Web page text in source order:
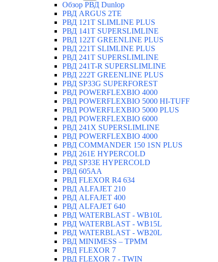
Обзор РВД Dunlop
РВД ARGUS 2TE
РВД 121T SLIMLINE PLUS
РВД 141T SUPERSLIMLINE
РВД 122T GREENLINE PLUS
РВД 221T SLIMLINE PLUS
РВД 241T SUPERSLIMLINE
РВД 241T-R SUPERSLIMLINE
РВД 222T GREENLINE PLUS
РВД SP33G SUPERFOREST
РВД POWERFLEXBIO 4000
РВД POWERFLEXBIO 5000 HI-TUFF
РВД POWERFLEXBIO 5000 PLUS
РВД POWERFLEXBIO 6000
РВД 241X SUPERSLIMLINE
РВД POWERFLEXBIO 4000
РВД СOMMANDER 150 1SN PLUS
РВД 261E HYPERCOLD
РВД SP33E HYPERCOLD
РВД 605AA
РВД FLEXOR R4 634
РВД ALFAJET 210
РВД ALFAJET 400
РВД ALFAJET 640
РВД WATERBLAST - WB10L
РВД WATERBLAST - WB15L
РВД WATERBLAST - WB20L
РВД MINIMESS – TPMM
РВД FLEXOR 7
РВД FLEXOR 7 - TWIN